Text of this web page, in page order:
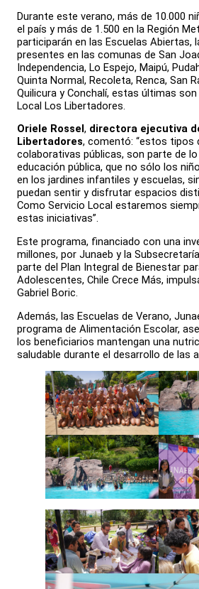
Durante este verano, más de 10.000
el país y más de 1.500 en la Región
participarán en las Escuelas Abiertas,
presentes en las comunas de San
Independencia, Lo Espejo, Maipú,
Quinta Normal, Recoleta, Renca, San
Quilicura y Conchalí, estas últimas
Local Los Libertadores.
Oriele Rossel, directora ejecutiva
Libertadores, comentó: “estos tipos
colaborativas públicas, son parte de
educación pública, que no sólo los
en los jardines infantiles y escuelas,
puedan sentir y disfrutar espacios
Como Servicio Local estaremos
estas iniciativas”.
Este programa, financiado con una
millones, por Junaeb y la
parte del Plan Integral de Bienestar
Adolescentes, Chile Crece Más,
Gabriel Boric.
Además, las Escuelas de Verano,
programa de Alimentación Escolar,
los beneficiarios mantengan una
saludable durante el desarrollo de las